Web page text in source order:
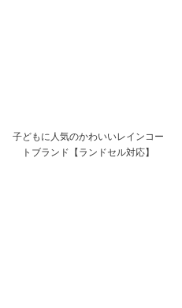
子どもに人気のかわいいレインコー
トブランド【ランドセル対応】